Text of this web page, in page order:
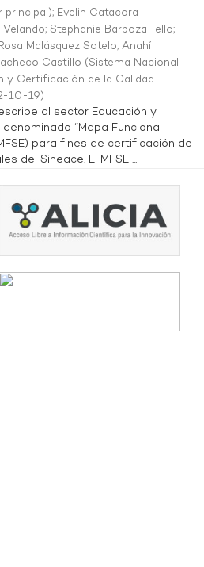
principal); Evelin Catacora
; Stephanie Barboza Tello;
Malásquez Sotelo; Anahí
Castillo (Sistema Nacional
y Certificación de la Calidad
10-19)
al sector Educación y
“Mapa Funcional
para fines de certificación de
del Sineace. El MFSE ...
de la